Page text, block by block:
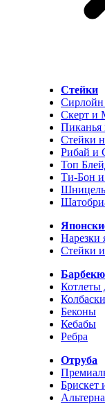
Стейки
Скерт и
Пиканья
Стейки
Рибай и
Топ
Ти-Бон и
Нарезки
Стейки
Барбекю
Котлеты
Беконы
Кебабы
Ребра
Отруба
Брискет